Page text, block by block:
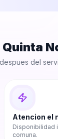
Quinta
del
Atencion el
Disponibilidad
comuna.